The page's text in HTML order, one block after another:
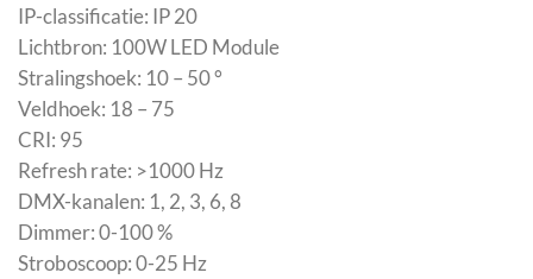
IP-classificatie: IP 20
Lichtbron: 100W LED Module
Stralingshoek: 10 – 50 °
Veldhoek: 18 – 75
CRI: 95
Refresh rate: >1000 Hz
DMX-kanalen: 1, 2, 3, 6, 8
Dimmer: 0-100 %
Stroboscoop: 0-25 Hz